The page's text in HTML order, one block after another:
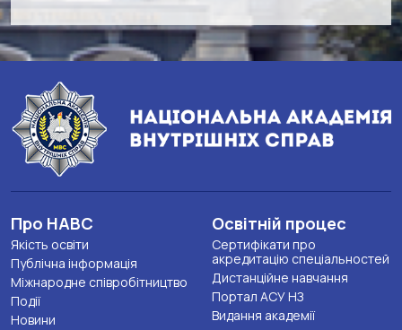
Про НАВС
Якість освіти
Публічна інформація
Міжнародне співробітництво
Події
Новини
Освітній процес
Сертифікати про
акредитацію спеціальностей
Дистанційне навчання
Портал АСУ НЗ
Видання академії